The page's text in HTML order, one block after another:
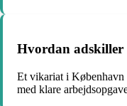
Hvordan adskiller
Et vikariat i København
med klare